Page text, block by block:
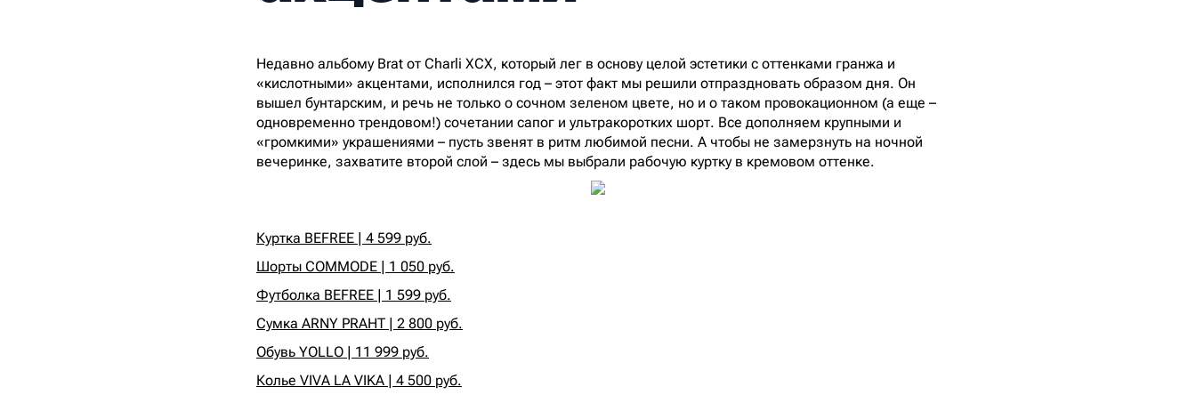
Недавно альбому Brat от Charli XCX, который лег в основу целой эстетики с оттенками гранжа и
«кислотными» акцентами, исполнился год – этот факт мы решили отпраздновать образом дня. Он
вышел бунтарским, и речь не только о сочном зеленом цвете, но и о таком провокационном (а еще –
одновременно трендовом!) сочетании сапог и ультракоротких шорт. Все дополняем крупными и
«громкими» украшениями – пусть звенят в ритм любимой песни. А чтобы не замерзнуть на ночной
вечеринке, захватите второй слой – здесь мы выбрали рабочую куртку в кремовом оттенке.
Куртка BEFREE | 4 599 руб.
Шорты COMMODE | 1 050 руб.
Футболка BEFREE | 1 599 руб.
Сумка ARNY PRAHT | 2 800 руб.
Обувь YOLLO | 11 999 руб.
Колье VIVA LA VIKA | 4 500 руб.